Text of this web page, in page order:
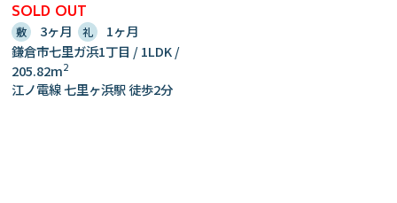
SOLD OUT
敷 3ヶ月 礼
1ヶ月
鎌倉市七里ガ浜1丁目 / 1LDK /
205.82m2
江ノ電線 七里ヶ浜駅 徒歩2分